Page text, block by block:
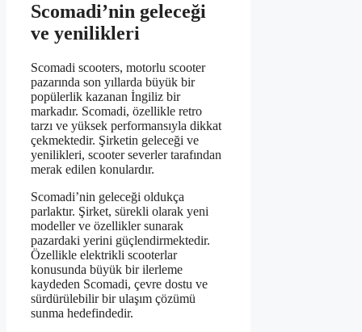
Scomadi’nin geleceği
ve yenilikleri
Scomadi scooters, motorlu scooter
pazarında son yıllarda büyük bir
popülerlik kazanan İngiliz bir
markadır. Scomadi, özellikle retro
tarzı ve yüksek performansıyla dikkat
çekmektedir. Şirketin geleceği ve
yenilikleri, scooter severler tarafından
merak edilen konulardır.
Scomadi’nin geleceği oldukça
parlaktır. Şirket, sürekli olarak yeni
modeller ve özellikler sunarak
pazardaki yerini güçlendirmektedir.
Özellikle elektrikli scooterlar
konusunda büyük bir ilerleme
kaydeden Scomadi, çevre dostu ve
sürdürülebilir bir ulaşım çözümü
sunma hedefindedir.